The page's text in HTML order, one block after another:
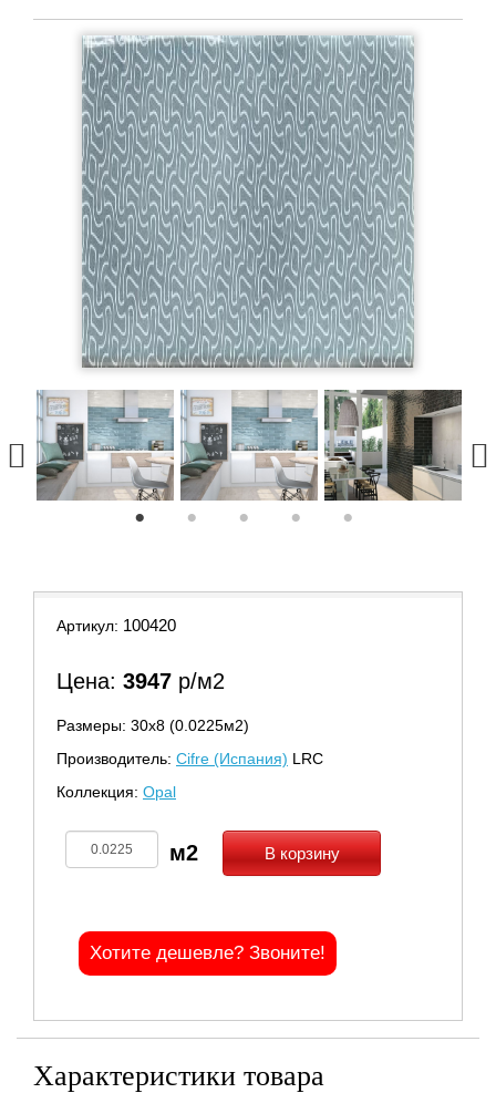
Артикул: 100420
Цена: 3947 р/м2
Размеры: 30х8 (0.0225м2)
Производитель: Cifre (Испания) LRC
Коллекция: Opal
В корзину
Хотите дешевле? Звоните!
Характеристики товара